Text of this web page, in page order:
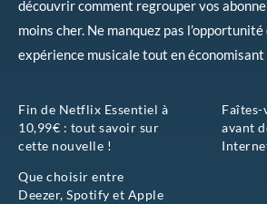
découvrir comment regrouper vos
moins cher. Ne manquez pas
expérience musicale tout en
Fin de Netflix Essentiel à
10,99€ : tout savoir sur
cette nouvelle !
Faîtes-
avant
Que choisir entre
Deezer, Spotify et Apple